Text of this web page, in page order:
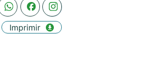
Imprimir